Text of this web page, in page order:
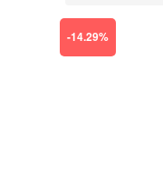
-14.29%